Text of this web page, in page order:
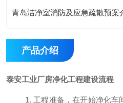
青岛洁净室消防及应急疏散预案
产品介绍
泰安工业厂房净化工程建设流程
1. 工程准备 ，在开始净化车